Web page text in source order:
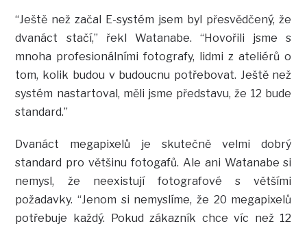
“Ještě než začal E-systém jsem byl přesvědčený, že
dvanáct stačí,” řekl Watanabe. “Hovořili jsme s
mnoha profesionálními fotografy, lidmi z ateliérů o
tom, kolik budou v budoucnu potřebovat. Ještě než
systém nastartoval, měli jsme představu, že 12 bude
standard.”
Dvanáct megapixelů je skutečně velmi dobrý
standard pro většinu fotogafů. Ale ani Watanabe si
nemysl, že neexistují fotografové s většími
požadavky. “Jenom si nemyslíme, že 20 megapixelů
potřebuje každý. Pokud zákazník chce víc než 12